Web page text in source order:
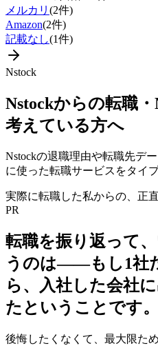
メルカリ (2件)
Amazon(2件)
記載なし(1件)
Nstock
Nstockからの転職・
考えている方へ
Nstockの退職理由や転職先デ
に使った転職サービスをタイ
実際に転職した私からの、正
PR
転職を振り返って
うのは——もし1社
ら、入社した会社
た ということです。
後悔したくなくて、最大限た